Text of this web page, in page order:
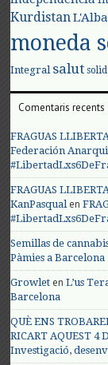
Kurdistan
moneda
Integral salut
Comentaris recents
FRAGUAS
Federación
FRAGUAS
KanPasqualen
Semillas de
Pàmies a Barcelona
Growlet enL’us
Barcelona
QUÈ ENS
RICART AQUEST 4
Investigació,